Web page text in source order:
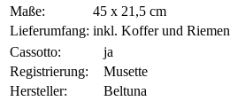
Maße:
45 x 21,5 cm
Lieferumfang: inkl. Koffer und Riemen
Cassotto:
ja
Registrierung:
Musette
Hersteller:
Beltuna